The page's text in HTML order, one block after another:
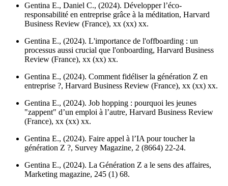
Gentina E., Daniel C., (2024). Développer l’éco-
responsabilité en entreprise grâce à la méditation, Harvard
Business Review (France), xx (xx) xx.
Gentina E., (2024). L'importance de l'offboarding : un
processus aussi crucial que l'onboarding, Harvard Business
Review (France), xx (xx) xx.
Gentina E., (2024). Comment fidéliser la génération Z en
entreprise ?, Harvard Business Review (France), xx (xx) xx.
Gentina E., (2024). Job hopping : pourquoi les jeunes
"zappent" d’un emploi à l’autre, Harvard Business Review
(France), xx (xx) xx.
Gentina E., (2024). Faire appel à l’IA pour toucher la
génération Z ?, Survey Magazine, 2 (8664) 22-24.
Gentina E., (2024). La Génération Z a le sens des affaires,
Marketing magazine, 245 (1) 68.